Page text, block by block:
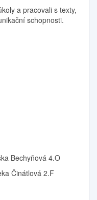
a pracovali s texty,
schopnosti.
Bechyňová 4.O
Činátlová 2.F